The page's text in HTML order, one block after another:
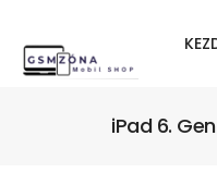
iPad 6.